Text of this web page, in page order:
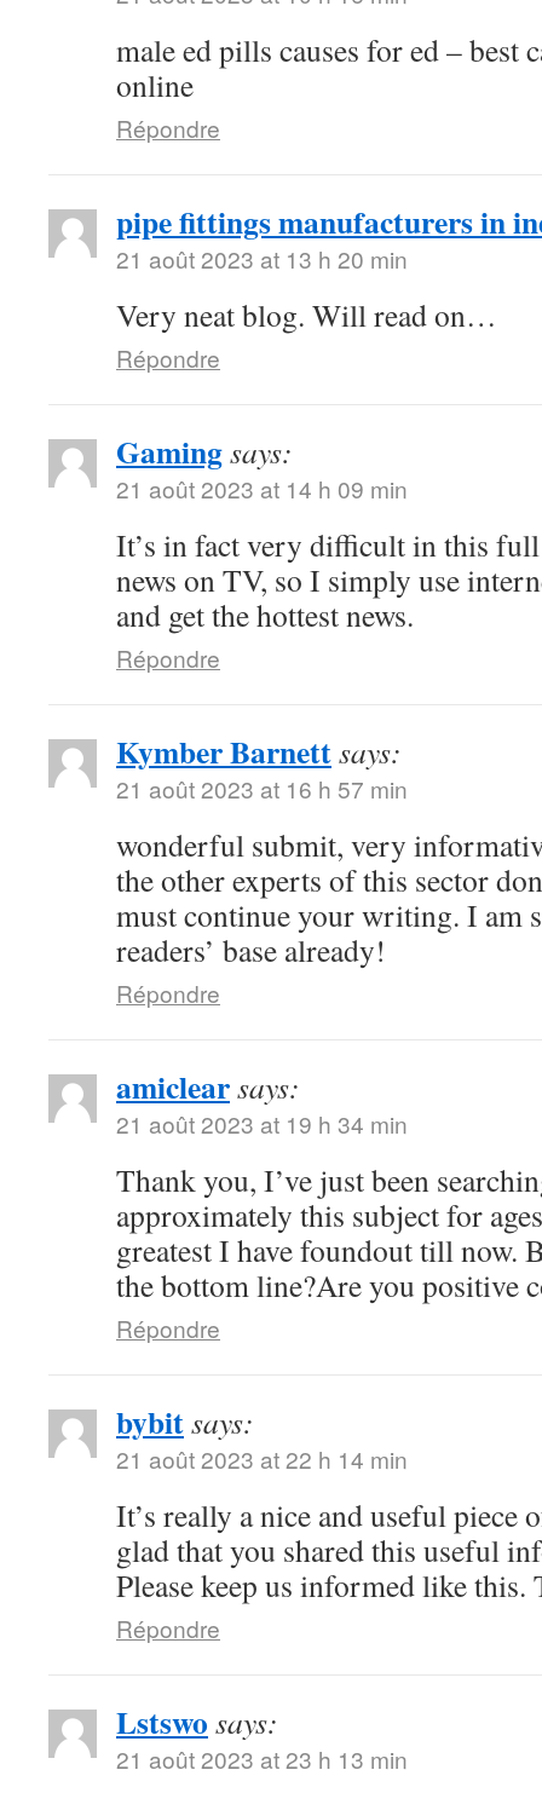
male ed pills causes for ed – best
online
Répondre
pipe fittings manufacturers in
21 août 2023 at 13 h 20 min
Very neat blog. Will read on…
Répondre
Gamingsays:
21 août 2023 at 14 h 09 min
It’s in fact very difficult in this
news on TV, so I simply use
and get the hottest news.
Répondre
Kymber Barnettsays:
21 août 2023 at 16 h 57 min
wonderful submit, very
the other experts of this sector
must continue your writing. I am
readers’ base already!
Répondre
amiclearsays:
21 août 2023 at 19 h 34 min
Thank you, I’ve just been
approximately this subject for
greatest I have foundout till now.
the bottom line?Are you positive
Répondre
bybitsays:
21 août 2023 at 22 h 14 min
It’s really a nice and useful
glad that you shared this useful
Please keep us informed like
Répondre
Lstswo says:
21 août 2023 at 23 h 13 min